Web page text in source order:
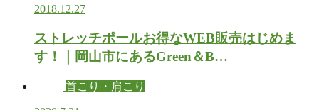
2018.12.27
ストレッチポールお得なWEB販売はじめま
す！｜岡山市にあるGreen＆B…
首こり・肩こり